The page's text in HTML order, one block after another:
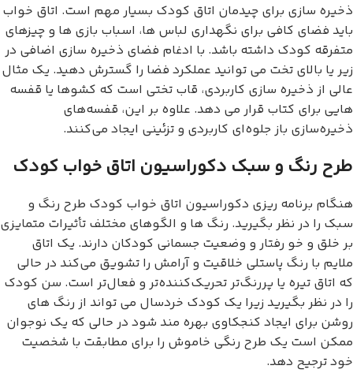
ذخیره سازی برای چیدمان اتاق کودک بسیار مهم است. اتاق خواب
باید فضای کافی برای نگهداری لباس ها، اسباب بازی ها و چیزهای
متفرقه کودک داشته باشد. با ادغام فضای ذخیره سازی اضافی در
زیر یا بالای تخت می توانید عملکرد فضا را گسترش دهید. یک مثال
عالی از ذخیره سازی کاربردی، قاب تختی است که کشوها یا قفسه
هایی برای کتاب قرار می دهد. علاوه بر این، قفسه‌های
ذخیره‌سازی باز جلوه‌ای کاربردی و تزئینی ایجاد می‌کنند.
طرح رنگ و سبک دکوراسیون اتاق خواب کودک
هنگام برنامه ریزی دکوراسیون اتاق خواب کودک طرح رنگ و
سبک را در نظر بگیرید. رنگ ها و الگوهای مختلف تأثیرات متمایزی
بر خلق و خو رفتار و وضعیت جسمانی کودکان دارند. یک اتاق
ملایم با رنگ پاستلی خلاقیت و آرامش را تشویق می‌کند در حالی
که اتاق تیره یا پررنگ‌تر تحریک‌کننده‌تر و فعال‌تر است. سن کودک
را در نظر بگیرید زیرا یک کودک خردسال می تواند از رنگ های
روشن برای ایجاد کنجکاوی بهره مند شود در حالی که یک نوجوان
ممکن است یک طرح رنگی خاموش را برای مطابقت با شخصیت
خود ترجیح دهد.